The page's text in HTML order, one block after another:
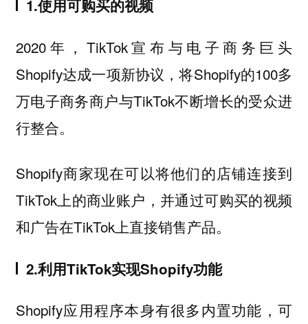
1.使用可购买的视频
2020年，TikTok宣布与电子商务巨头
Shopify达成一项新协议，将Shopify的100多
万电子商务商户与TikTok不断增长的受众进
行整合。
Shopify商家现在可以将他们的店铺连接到
TikTok上的商业账户，并通过可购买的视频
和广告在TikTok上直接销售产品。
2.利用TikTok实现Shopify功能
Shopify应用程序本身有很多内置功能，可